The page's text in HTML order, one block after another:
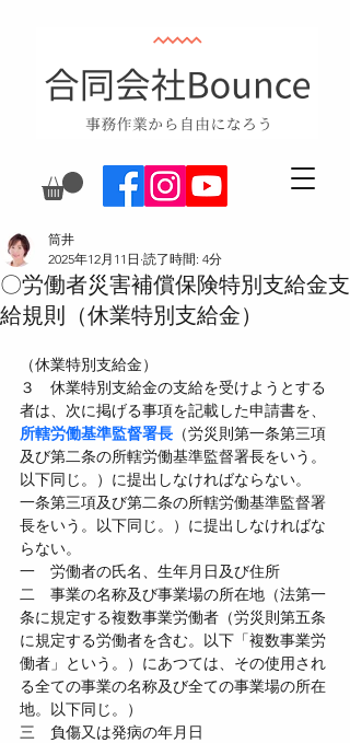
〇労働者災害補償保険特別支給金支
給規則（休業特別支給金）
筒井
2025年12月11日 読了時間: 4分
（休業特別支給金）
３　休業特別支給金の支給を受けようとする
者は、次に掲げる事項を記載した申請書を、
所轄労働基準監督署長 （労災則第一条第三項
及び第二条の所轄労働基準監督署長をいう。
以下同じ。）に提出しなければならない。
一条第三項及び第二条の所轄労働基準監督署
長をいう。以下同じ。）に提出しなければな
らない。
一　労働者の氏名、生年月日及び住所
二　事業の名称及び事業場の所在地（法第一
条に規定する複数事業労働者（労災則第五条
に規定する労働者を含む。以下「複数事業労
働者」という。）にあつては、その使用され
る全ての事業の名称及び全ての事業場の所在
地。以下同じ。）
三　負傷又は発病の年月日